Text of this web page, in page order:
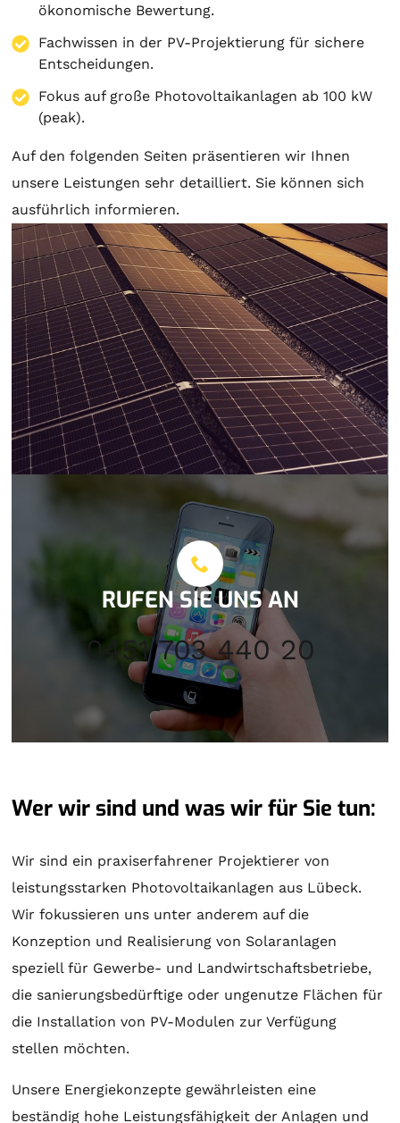
ökonomische Bewertung.
Fachwissen in der PV-Projektierung für sichere
Entscheidungen.
Fokus auf große Photovoltaikanlagen ab 100 kW
(peak).
Auf den folgenden Seiten präsentieren wir Ihnen
unsere Leistungen sehr detailliert. Sie können sich
ausführlich informieren.
RUFEN SIE UNS AN
0451 703 440 20
Wer wir sind und was wir für Sie tun:
Wir sind ein praxiserfahrener Projektierer von
leistungsstarken Photovoltaikanlagen aus Lübeck.
Wir fokussieren uns unter anderem auf die
Konzeption und Realisierung von Solaranlagen
speziell für Gewerbe- und Landwirtschaftsbetriebe,
die sanierungsbedürftige oder ungenutze Flächen für
die Installation von PV-Modulen zur Verfügung
stellen möchten.
Unsere Energiekonzepte gewährleisten eine
beständig hohe Leistungsfähigkeit der Anlagen und